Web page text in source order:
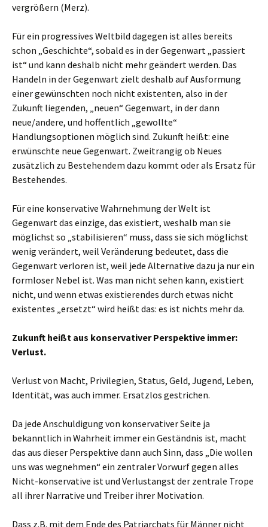
vergrößern (Merz).
Für ein progressives Weltbild dagegen ist alles bereits
schon „Geschichte“, sobald es in der Gegenwart „passiert
ist“ und kann deshalb nicht mehr geändert werden. Das
Handeln in der Gegenwart zielt deshalb auf Ausformung
einer gewünschten noch nicht existenten, also in der
Zukunft liegenden, „neuen“ Gegenwart, in der dann
neue/andere, und hoffentlich „gewollte“
Handlungsoptionen möglich sind. Zukunft heißt: eine
erwünschte neue Gegenwart. Zweitrangig ob Neues
zusätzlich zu Bestehendem dazu kommt oder als Ersatz für
Bestehendes.
Für eine konservative Wahrnehmung der Welt ist
Gegenwart das einzige, das existiert, weshalb man sie
möglichst so „stabilisieren“ muss, dass sie sich möglichst
wenig verändert, weil Veränderung bedeutet, dass die
Gegenwart verloren ist, weil jede Alternative dazu ja nur ein
formloser Nebel ist. Was man nicht sehen kann, existiert
nicht, und wenn etwas existierendes durch etwas nicht
existentes „ersetzt“ wird heißt das: es ist nichts mehr da.
Zukunft heißt aus konservativer Perspektive immer:
Verlust.
Verlust von Macht, Privilegien, Status, Geld, Jugend, Leben,
Identität, was auch immer. Ersatzlos gestrichen.
Da jede Anschuldigung von konservativer Seite ja
bekanntlich in Wahrheit immer ein Geständnis ist, macht
das aus dieser Perspektive dann auch Sinn, dass „Die wollen
uns was wegnehmen“ ein zentraler Vorwurf gegen alles
Nicht-konservative ist und Verlustangst der zentrale Trope
all ihrer Narrative und Treiber ihrer Motivation.
Dass z.B. mit dem Ende des Patriarchats für Männer nicht